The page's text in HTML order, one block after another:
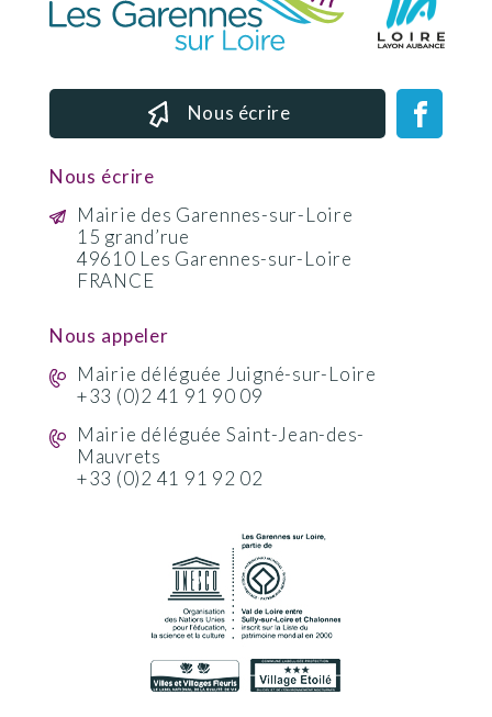
Nous écrire
Nous écrire
Mairie des Garennes-sur-Loire
15 grand’rue
49610 Les Garennes-sur-Loire
FRANCE
Nous appeler
Mairie déléguée Juigné-sur-Loire
+33 (0)2 41 91 90 09
Mairie déléguée Saint-Jean-des-
Mauvrets
+33 (0)2 41 91 92 02